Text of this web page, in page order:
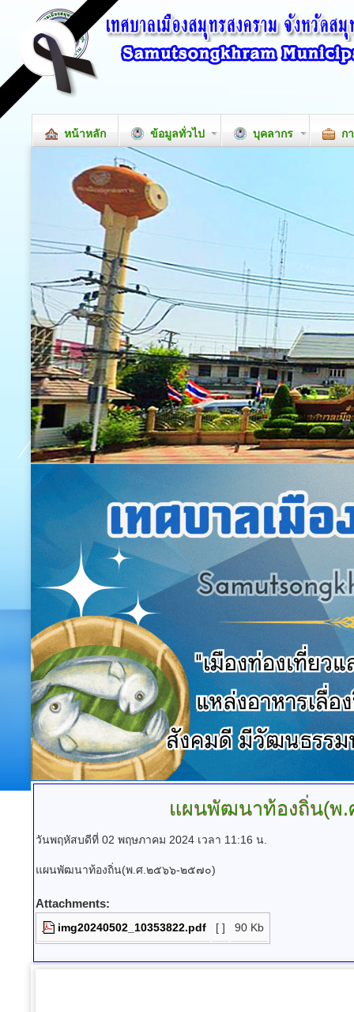
หน้าหลัก ข้อมูลทั่วไป บุคลากร ก
แผนพัฒนาท้องถิ่น(พ
วันพฤหัสบดีที่ 02 พฤษภาคม 2024 เวลา 11:16 น.
แผนพัฒนาท้องถิ่น(พ.ศ.๒๕๖๖-๒๕๗๐)
Attachments:
img20240502_10353822.pdf [ ] 90 Kb